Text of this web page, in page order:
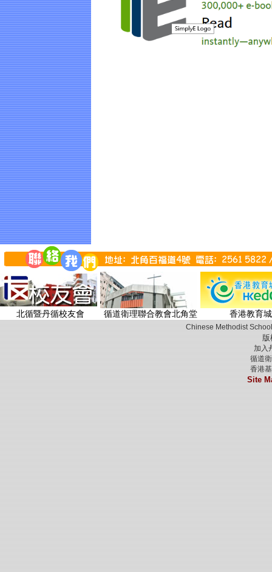
北循暨丹循校友會 循道衛理聯合教會北角堂 香港教育城
Chinese Methodist
版
加入
循道
香港
Site